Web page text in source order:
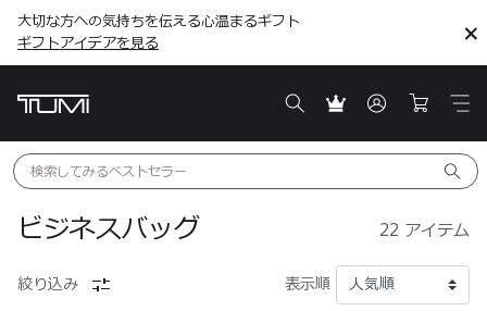
ギフトアイデアを見る こちら
大切な方への気持ちを伝える心温まるギフト
ギフトアイデアを見る
こちら
検索してみるベストセラー
ビジネスバッグ 22 アイテム
絞り込み 表示順